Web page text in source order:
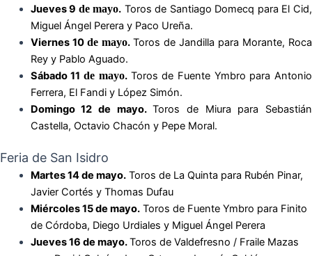
Jueves 9 de mayo. Toros de Santiago Domecq para El Cid,
Miguel Ángel Perera y Paco Ureña.
Viernes 10 de mayo.Toros de Jandilla para Morante, Roca
Rey y Pablo Aguado.
Sábado 11de mayo. Toros de Fuente Ymbro para Antonio
Ferrera, El Fandi y López Simón.
Domingo 12 de mayo.Toros de Miura para Sebastián
Castella, Octavio Chacón y Pepe Moral.
Feria de San Isidro
Martes 14 de mayo.Toros de La Quinta para Rubén Pinar,
Javier Cortés y Thomas Dufau
Miércoles 15 de mayo.Toros de Fuente Ymbro para Finito
de Córdoba, Diego Urdiales y Miguel Ángel Perera
Jueves 16 de mayo.Toros de Valdefresno / Fraile Mazas